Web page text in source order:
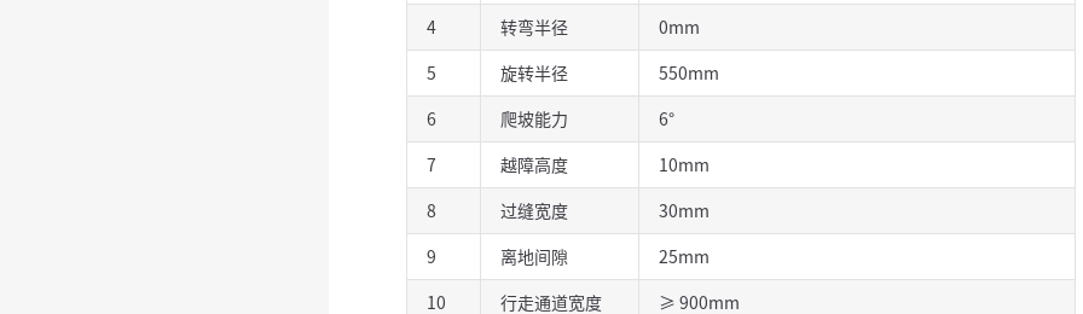
4
转弯半径
0mm
5
旋转半径
550mm
6
爬坡能力
6°
7
越障高度
10mm
8
过缝宽度
30mm
9
离地间隙
25mm
10
行走通道宽度
≥ 900mm